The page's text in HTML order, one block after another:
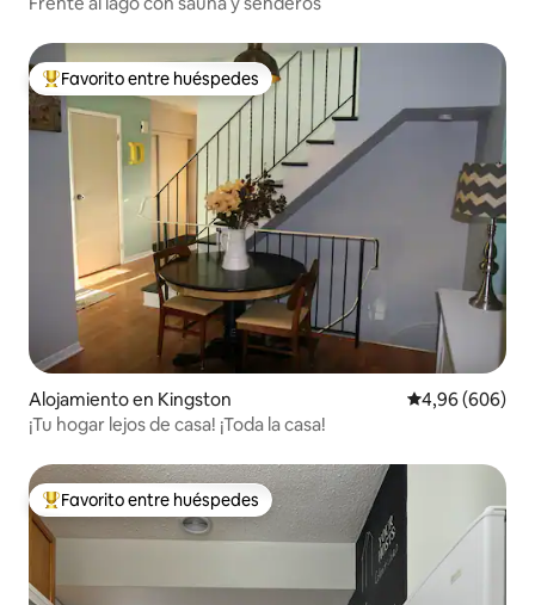
Favorito entre los huéspedes más destacados
Favorito entre huéspedes
Alojamiento en Kingston Calificación
4,96 (606)
¡Tu hogar lejos de casa! ¡Toda la casa!
Favorito entre los huéspedes más destacados
Favorito entre huéspedes